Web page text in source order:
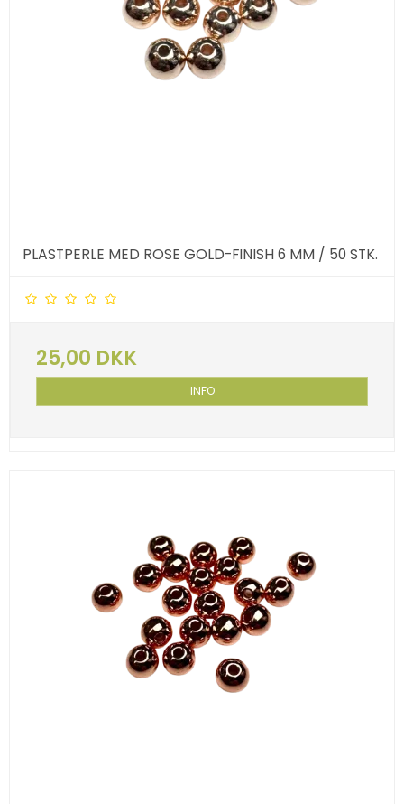
PLASTPERLE MED ROSE GOLD-FINISH 6 MM / 50 STK.
25,00 DKK
INFO